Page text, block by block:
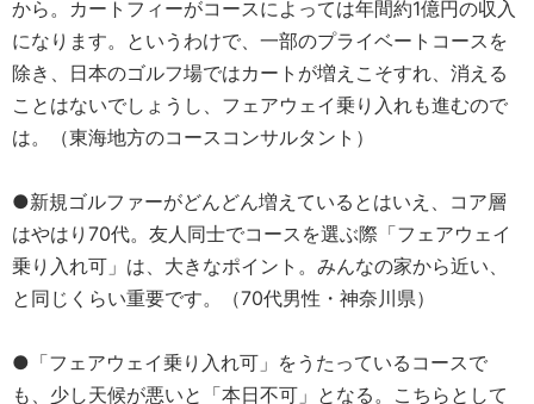
から。カートフィーがコースによっては年間約1億円の収入
になります。というわけで、一部のプライベートコースを
除き、日本のゴルフ場ではカートが増えこそすれ、消える
ことはないでしょうし、フェアウェイ乗り入れも進むので
は。（東海地方のコースコンサルタント）
●新規ゴルファーがどんどん増えているとはいえ、コア層
はやはり70代。友人同士でコースを選ぶ際「フェアウェイ
乗り入れ可」は、大きなポイント。みんなの家から近い、
と同じくらい重要です。（70代男性・神奈川県）
●「フェアウェイ乗り入れ可」をうたっているコースで
も、少し天候が悪いと「本日不可」となる。こちらとして